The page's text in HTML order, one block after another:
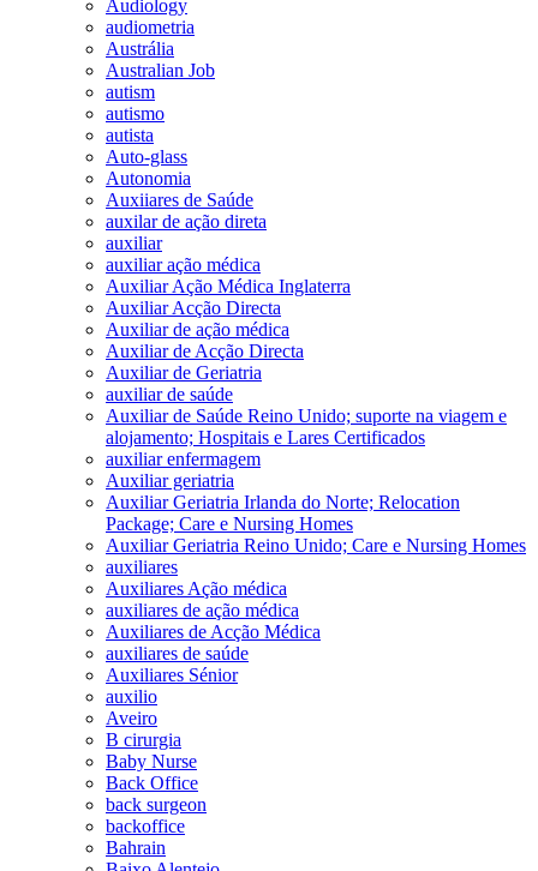
Audiology
audiometria
Austrália
Australian Job
autism
autismo
autista
Auto-glass
Autonomia
Auxiiares de Saúde
auxilar de ação direta
auxiliar
auxiliar ação médica
Auxiliar Ação Médica Inglaterra
Auxiliar Acção Directa
Auxiliar de ação médica
Auxiliar de Acção Directa
Auxiliar de Geriatria
auxiliar de saúde
Auxiliar de Saúde Reino Unido; suporte na viagem e
alojamento; Hospitais e Lares Certificados
auxiliar enfermagem
Auxiliar geriatria
Auxiliar Geriatria Irlanda do Norte; Relocation
Package; Care e Nursing Homes
Auxiliar Geriatria Reino Unido; Care e Nursing Homes
auxiliares
Auxiliares Ação médica
auxiliares de ação médica
Auxiliares de Acção Médica
auxiliares de saúde
Auxiliares Sénior
auxilio
Aveiro
B cirurgia
Baby Nurse
Back Office
back surgeon
backoffice
Bahrain